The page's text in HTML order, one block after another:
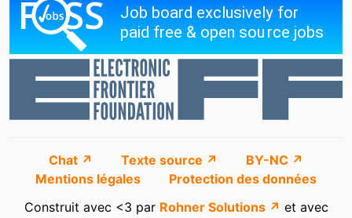
Chat ↗ Texte source ↗
BY-NC ↗
Mentions légales
Protection des données
Construit avec <3 par Rohner Solutions ↗ et avec